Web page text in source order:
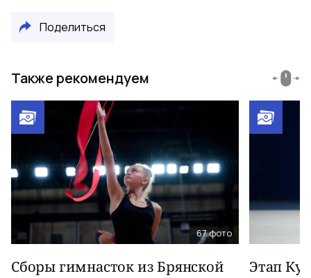
Поделиться
Также рекомендуем
67фото
Сборы гимнасток из Брянской
Этап